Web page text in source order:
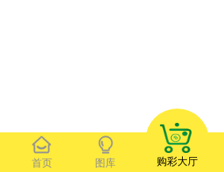
首页 图库 购彩大厅